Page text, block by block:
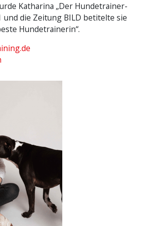
Katharina „Der Hundetrainer-
und die Zeitung BILD betitelte sie
Hundetrainerin“.